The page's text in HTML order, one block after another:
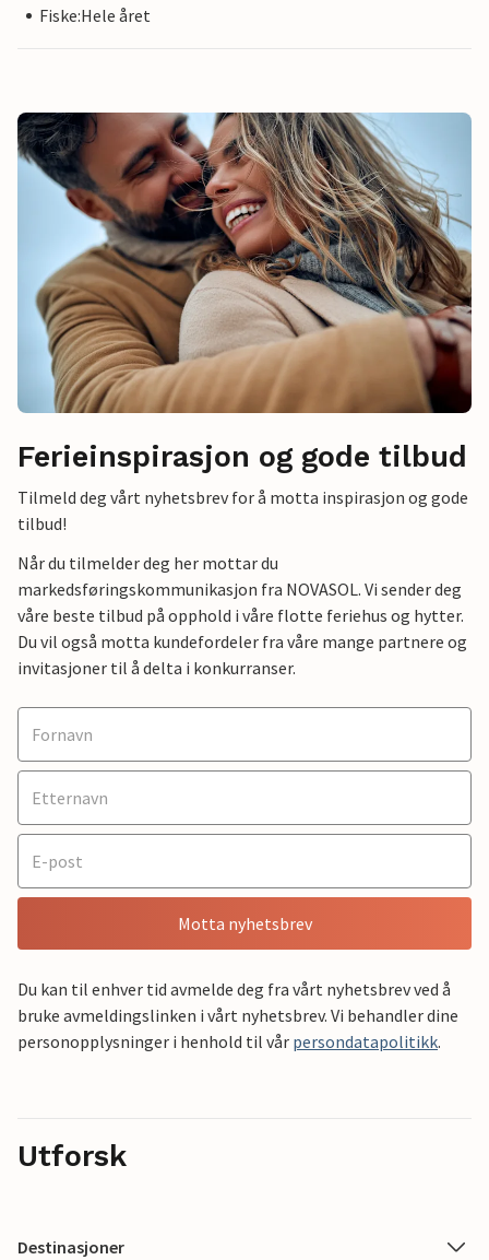
Fiske:Hele året
Ferieinspirasjon og gode tilbud
Tilmeld deg vårt nyhetsbrev for å motta inspirasjon og gode
tilbud!
Når du tilmelder deg her mottar du
markedsføringskommunikasjon fra NOVASOL. Vi sender deg
våre beste tilbud på opphold i våre flotte feriehus og hytter.
Du vil også motta kundefordeler fra våre mange partnere og
invitasjoner til å delta i konkurranser.
Motta nyhetsbrev
Du kan til enhver tid avmelde deg fra vårt nyhetsbrev ved å
bruke avmeldingslinken i vårt nyhetsbrev. Vi behandler dine
personopplysninger i henhold til vår persondatapolitikk.
Utforsk
Destinasjoner